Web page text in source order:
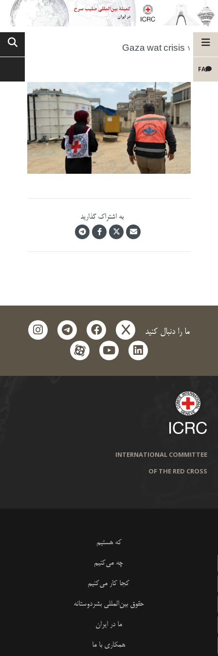
FA
Gaza wat crisis 1
به اشتراک گذارید
ما را دنبال کنید x
facebook
telegram
instagram
linkedin
youtube
aparat
INTERNATIONAL COMMITTEE
OF THE RED CROSS
که هستیم
چه می‌کنیم
کجا کار می‌کنیم
حقوق بین‌المللی بشردوستانه
ما در ایران
همکاری با ما